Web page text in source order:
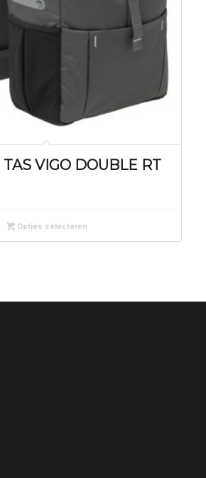
VIGO DOUBLE RT
Opties selecteren